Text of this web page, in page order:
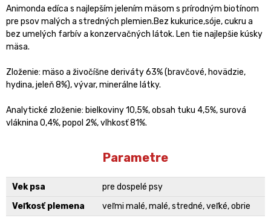
Animonda edíca s najlepším jelením mäsom s prírodným biotínom
pre psov malých a stredných plemien.Bez kukurice,sóje, cukru a
bez umelých farbív a konzervačných látok. Len tie najlepšie kúsky
mäsa.
Zloženie: mäso a živočíšne deriváty 63% (bravčové, hovädzie,
hydina, jeleň 8%), vývar, minerálne látky.
Analytické zloženie: bielkoviny 10,5%, obsah tuku 4,5%, surová
vláknina 0,4%, popol 2%, vlhkosť 81%.
Parametre
Vek psa
pre dospelé psy
Veľkosť plemena
veľmi malé, malé, stredné, veľké, obrie